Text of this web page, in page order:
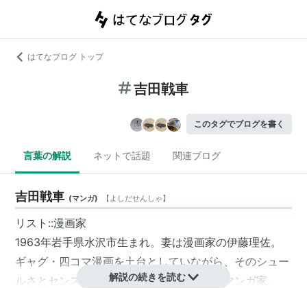
はてなブログ トップ
吉田戦車
このタグでブログを書く
言葉の解説 ネットで話題 関連ブログ
吉田戦車 (マンガ) 【よしだせんしゃ】
リスト::漫画家
1963年岩手県水沢市生まれ。妻は漫画家の伊藤理佐。
ギャグ・四コマ漫画を土台としていながら、そのシュー
ルさとセンスで幅広い読者を得ている青年マンガ家。
解説の続きを読む